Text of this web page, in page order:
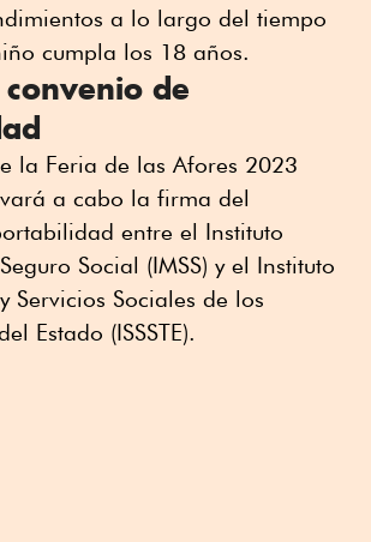
a lo largo del tiempo
cumpla los 18 años.
de
la Feria de las Afores 2023
a cabo la firma del
entre el Instituto
Social (IMSS) y el Instituto
Servicios Sociales de los
Estado (ISSSTE).